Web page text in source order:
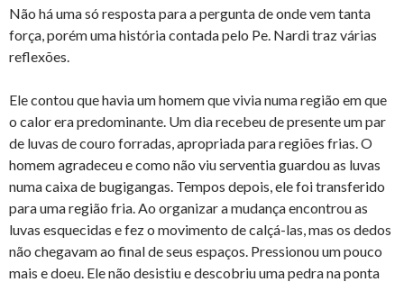
Não há uma só resposta para a pergunta de onde vem tanta
força, porém uma história contada pelo Pe. Nardi traz várias
reflexões.
Ele contou que havia um homem que vivia numa região em que
o calor era predominante. Um dia recebeu de presente um par
de luvas de couro forradas, apropriada para regiões frias. O
homem agradeceu e como não viu serventia guardou as luvas
numa caixa de bugigangas. Tempos depois, ele foi transferido
para uma região fria. Ao organizar a mudança encontrou as
luvas esquecidas e fez o movimento de calçá-las, mas os dedos
não chegavam ao final de seus espaços. Pressionou um pouco
mais e doeu. Ele não desistiu e descobriu uma pedra na ponta